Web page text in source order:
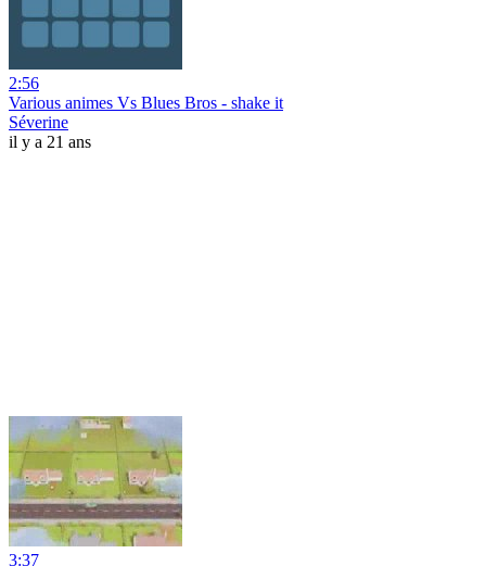
2:56
Various animes Vs Blues Bros - shake it
Séverine
il y a 21 ans
3:37